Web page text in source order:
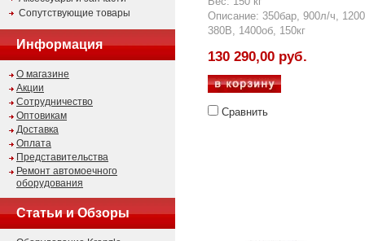
Сопутствующие товары
Информация
О магазине
Акции
Сотрудничество
Оптовикам
Доставка
Оплата
Представительства
Ремонт автомоечного
оборудования
Статьи и Обзоры
Описание: 350бар, 900л/ч,
380В, 1400об, 150кг
130 290,00 руб.
Сравнить